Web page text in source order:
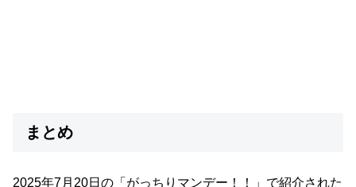
まとめ
2025年7月20日の「がっちりマンデー！！」で紹介された